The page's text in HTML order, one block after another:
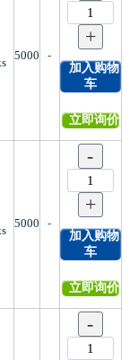
5000 -
+
加入购物
车
立即询价
5000 -
-
+
加入购物
车
立即询价
-